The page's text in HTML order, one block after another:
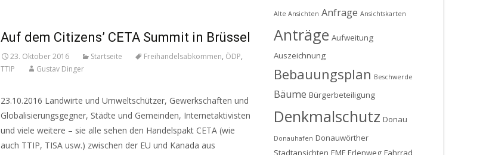
Auf dem Citizens’ CETA Summit in Brüssel
23. Oktober 2016 Startseite Freihandelsabkommen, ÖDP,
TTIP
Gustav Dinger
23.10.2016 Landwirte und Umweltschützer, Gewerkschaften und
Globalisierungsgegner, Städte und Gemeinden, Internetaktivisten
und viele weitere – sie alle sehen den Handelspakt CETA (wie
auch TTIP, TISA usw.) zwischen der EU und Kanada aus
Alte Ansichten Anfrage Ansichtskarten
Anträge Aufweitung
Auszeichnung
Bebauungsplan Beschwerde
Bäume Bürgerbeteiligung
Denkmalschutz Donau
Donauhafen Donauwörther
Stadtansichten EMF Erlenweg Fahrrad